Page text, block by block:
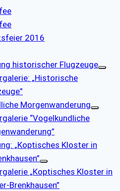
2016
historischer Flugzeuge
„Historische
Morgenwanderung
“Vogelkundliche
„Koptisches Kloster in
„Koptisches Kloster in
Brenkhausen”